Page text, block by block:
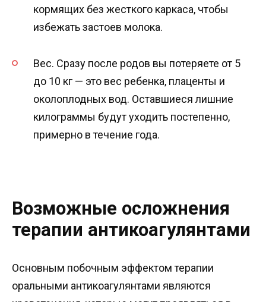
кормящих без жесткого каркаса, чтобы
избежать застоев молока.
Вес. Сразу после родов вы потеряете от 5
до 10 кг — это вес ребенка, плаценты и
околоплодных вод. Оставшиеся лишние
килограммы будут уходить постепенно,
примерно в течение года.
Возможные осложнения
терапии антикоагулянтами
Основным побочным эффектом терапии
оральными антикоагулянтами являются